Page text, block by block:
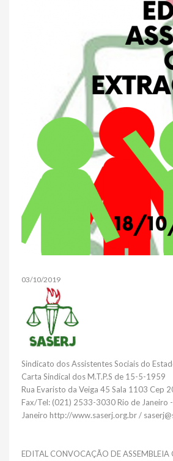
03/10/2019
Sindicato dos Assistentes Sociais do
Carta Sindical dos M.T.P.S de 15-5-1959
Rua Evaristo da Veiga 45 Sala 1103 Cep
Fax/Tel: (021) 2533-3030 Rio de Janeiro
Janeiro http://www.saserj.org.br /
EDITAL CONVOCAÇÃO DE ASSEMBLEIA